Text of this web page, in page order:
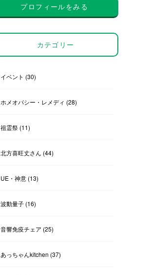
プロフィールをみる
カテゴリー
イベント (30)
ホメオパシー・レメディ (28)
祖霊祭(11)
北方喜旺丈さん (44)
UE・神意(13)
波動量子(16)
音響免疫チェア (25)
あっちゃんkitchen (37)